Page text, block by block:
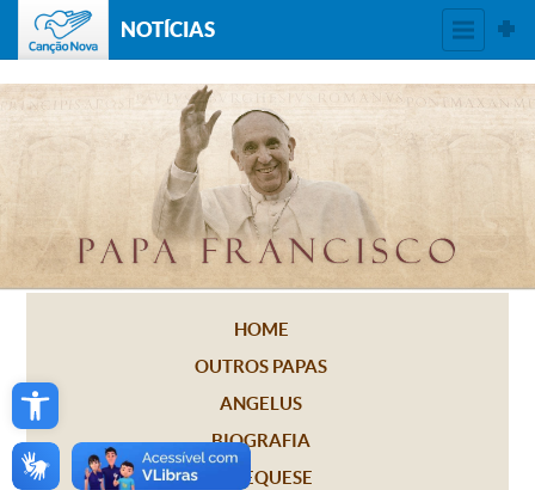
Open toolbar
NOTÍCIAS
HOME
OUTROS PAPAS
ANGELUS
BIOGRAFIA
CATEQUESE